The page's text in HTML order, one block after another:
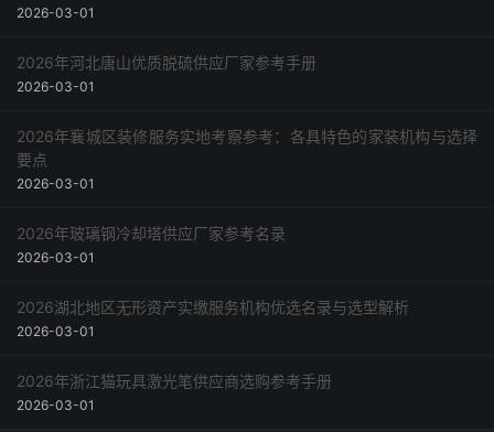
2026-03-01
2026年河北唐山优质脱硫供应厂家参考手册
2026-03-01
2026年襄城区装修服务实地考察参考：各具特色的家装机构与选择
要点
2026-03-01
2026年玻璃钢冷却塔供应厂家参考名录
2026-03-01
2026湖北地区无形资产实缴服务机构优选名录与选型解析
2026-03-01
2026年浙江猫玩具激光笔供应商选购参考手册
2026-03-01